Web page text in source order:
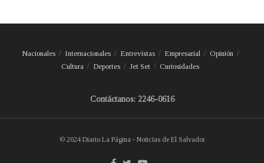
Nacionales Internacionales Entrevistas Empresarial
Opinión
Cultura
Deportes Jet Set Curiosidades
Contáctanos: 2246-0616
© 2024 Diario La Página - Noticias de El Salvador